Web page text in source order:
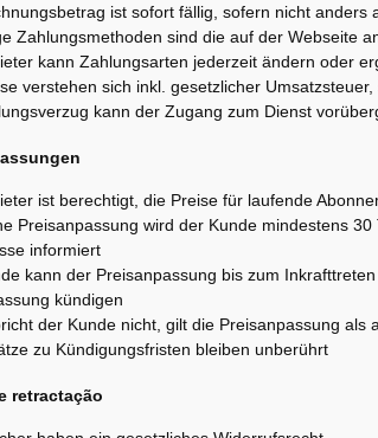
ist sofort fällig, sofern nicht anders
Zahlungsmethoden sind die auf der Webseite
kann Zahlungsarten jederzeit ändern oder
verstehen sich inkl. gesetzlicher
kann der Zugang zum Dienst
ist berechtigt, die Preise für laufende
Preisanpassung wird der Kunde mindestens
informiert
kann der Preisanpassung bis zum
kündigen
der Kunde nicht, gilt die Preisanpassung als
zu Kündigungsfristen bleiben unberührt
retractação